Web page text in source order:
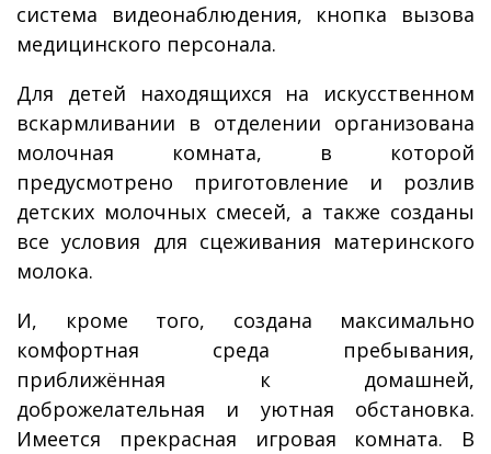
система видеонаблюдения, кнопка вызова
медицинского персонала.
Для детей находящихся на искусственном
вскармливании в отделении организована
молочная комната, в которой
предусмотрено приготовление и розлив
детских молочных смесей, а также созданы
все условия для сцеживания материнского
молока.
И, кроме того, создана максимально
комфортная среда пребывания,
приближённая к домашней,
доброжелательная и уютная обстановка.
Имеется прекрасная игровая комната. В